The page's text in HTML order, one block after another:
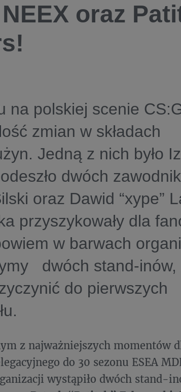
oraz
na polskiej scenie
zmian w składach
Jedną z nich było
dwóch
oraz Dawid “xype”
przyszykowały dla
w barwach
dwóch stand-inów,
do pierwszych
z najważniejszych momentów
do 30 sezonu ESEA
wystąpiło dwóch stand-